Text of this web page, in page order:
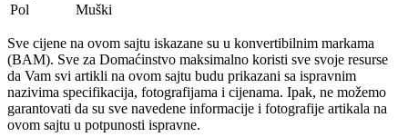
Pol
Muški
Sve cijene na ovom sajtu iskazane su u konvertibilnim markama
(BAM). Sve za Domaćinstvo maksimalno koristi sve svoje resurse
da Vam svi artikli na ovom sajtu budu prikazani sa ispravnim
nazivima specifikacija, fotografijama i cijenama. Ipak, ne možemo
garantovati da su sve navedene informacije i fotografije artikala na
ovom sajtu u potpunosti ispravne.